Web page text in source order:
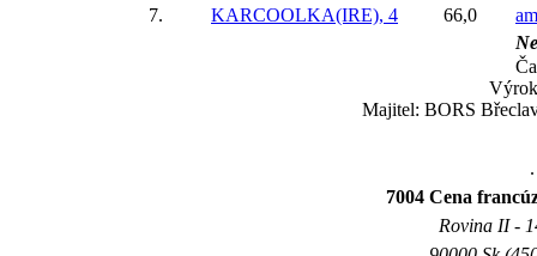
7.
KARCOOLKA(IRE), 4 66,0
Majitel: BORS
7004 Cena
Rovina II -